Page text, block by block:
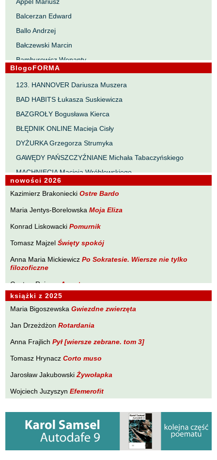
Balcerzan Edward
Ballo Andrzej
Bałczewski Marcin
Bamburowicz Wenanty
Bawołek Waldemar
Bereza Henryk
Berezin Kostia
Bielawa Jacek
Biernacka Alina
Bieszczad Maciej
Bigoszewska Maria
Bitner Dariusz
Błahy Jarosław
Chojnowski Zbigniew
Cichowlas Robert
Cisło Maciej
Czaplewski Wojciech
Czuku Marek
Drobnik Łukasz
Drzewucki Janusz
Fajfer Kazimierz
Fajfer Zenon
Filipowski Michał
BlogoFORMA
123. HANNOVER Dariusza Muszera
BAD HABITS Łukasza Suskiewicza
BAZGROŁY Bogusława Kierca
BŁĘDNIK ONLINE Macieja Cisły
DYŻURKA Grzegorza Strumyka
GAWĘDY PAŃSZCZYŹNIANE Michała Tabaczyńskiego
MACHNIĘCIA Macieja Wróblewskiego
MAŁOMIASTECZKOWE ZRYWY Zbigniewa Wojciechowicza
PISMO SZYBKIE Marty Zelwan
PLANETA Ewy Sonnenberg
PONIEWCZASIE. Eugeniusz Tkaczyszyn-Dycki
POPNARRACJE Łukasza Drobnika
PURPURA Izabeli Szolc
WĘDRÓWKI NIEWĘDRUJĄCEGO Ryszarda Lenca
Z DALA OD ZGIEŁKU Tadeusza Zubińskiego
nowości 2026
Kazimierz BrakonieckiOstre Bardo
Maria Jentys-BorelowskaMoja Eliza
Konrad LiskowackiPomurnik
Tomasz MajzelŚwięty spokój
Anna Maria MickiewiczPo Sokratesie. Wiersze nie tylko
filozoficzne
Gustaw RajmusAngst
Karol SamselAutodafe 9
książki z 2025
Maria BigoszewskaGwiezdne zwierzęta
Jan DrzeżdżonRotardania
Anna FrajlichPył [wiersze zebrane. tom 3]
Tomasz HrynaczCorto muso
Jarosław JakubowskiŻywołapka
Wojciech JuzyszynEfemerofit
Andrzej KopackiAgrygent
Zbigniew KosiorowskiNawrót